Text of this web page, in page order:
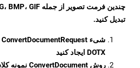
تبدیل کنید.
شیء ConvertDocumentRequest
DOTX ایجاد کنید
روش ConvertDocument